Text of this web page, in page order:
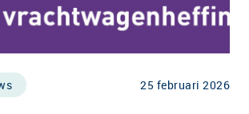
25 februari 2026